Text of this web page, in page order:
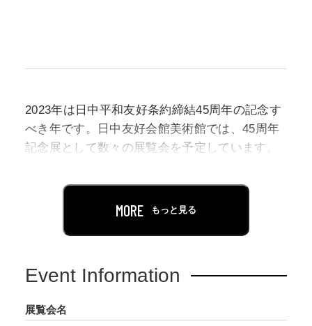
2023年は日中平和友好条約締結45周年の記念す
べき年です。日中友好会館美術館では、45周年
記念展として数々の展覧会を予定しています。
第一弾となる本展では、「0～8848M・地上の紋
――中国空撮写真展」と題し、近年中国で巻き
に、空からアーティスティックな視点で捉え
MORE もっと見る
Event Information
展覧会名